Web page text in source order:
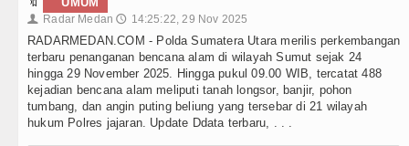
👤 Radar Medan 🕔 14:25:22, 29 Nov 2025
RADARMEDAN.COM - Polda Sumatera Utara merilis perkembangan
terbaru penanganan bencana alam di wilayah Sumut sejak 24
hingga 29 November 2025. Hingga pukul 09.00 WIB, tercatat 488
kejadian bencana alam meliputi tanah longsor, banjir, pohon
tumbang, dan angin puting beliung yang tersebar di 21 wilayah
hukum Polres jajaran. Update Ddata terbaru, . . .